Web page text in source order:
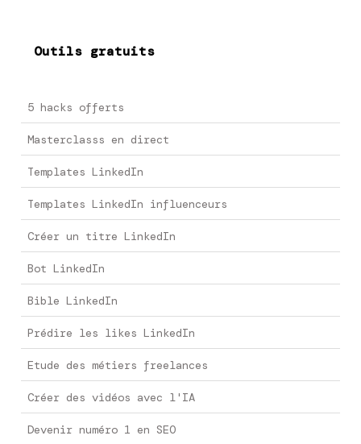
Outils gratuits
5 hacks offerts
Masterclasss en direct
Templates LinkedIn
Templates LinkedIn influenceurs
Créer un titre LinkedIn
Bot LinkedIn
Bible LinkedIn
Prédire les likes LinkedIn
Etude des métiers freelances
Créer des vidéos avec l'IA
Devenir numéro 1 en SEO